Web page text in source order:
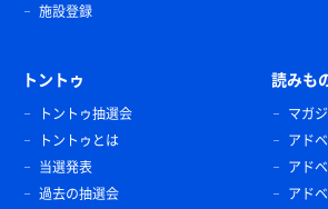
施設登録
トントゥ
トントゥ抽選会
トントゥとは
当選発表
過去の抽選会
読みも
マガ
アド
アド
アド